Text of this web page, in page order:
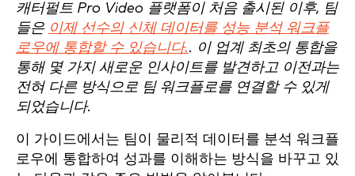
캐터펄트 Pro Video 플랫폼이 처음 출시된 이후, 팀
들은 이제 선수의 신체 데이터를 성능 분석 워크플
로우에 통합할 수 있습니다.. 이 업계 최초의 통합을
통해 몇 가지 새로운 인사이트를 발견하고 이전과는
전혀 다른 방식으로 팀 워크플로를 연결할 수 있게
되었습니다.
이 가이드에서는 팀이 물리적 데이터를 분석 워크플
로우에 통합하여 성과를 이해하는 방식을 바꾸고 있